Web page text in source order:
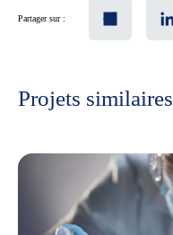
Partager sur :
Projets similaires